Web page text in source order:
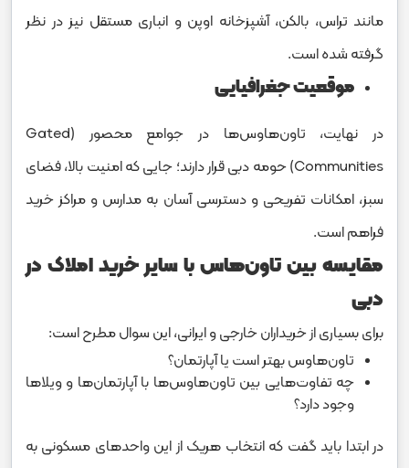
مانند تراس، بالکن، آشپزخانه اوپن و انباری مستقل نیز در نظر
گرفته شده است.
موقعیت جغرافیایی
در نهایت، تاون‌هاوس‌ها در جوامع محصور (Gated
Communities) حومه دبی قرار دارند؛ جایی که امنیت بالا، فضای
سبز، امکانات تفریحی و دسترسی آسان به مدارس و مراکز خرید
فراهم است.
مقایسه بین تاون‌هاس با سایر خرید املاک در
دبی
برای بسیاری از خریداران خارجی و ایرانی، این سوال مطرح است:
تاون‌هاوس بهتر است یا آپارتمان؟
چه تفاوت‌هایی بین تاون‌هاوس‌ها با آپارتمان‌ها و ویلاها
وجود دارد؟
در ابتدا باید گفت که انتخاب هریک از این واحدهای مسکونی به